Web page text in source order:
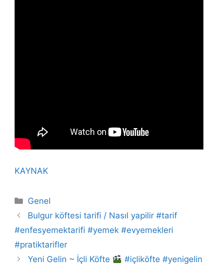
KAYNAK
Kategoriler
Genel
Bulgur köftesi tarifi / Nasıl yapilir #tarif
#enfesyemektarifi #yemek #evyemekleri
#pratiktarifler
Yeni Gelin ~ İçli Köfte
#içliköfte #yenigelin